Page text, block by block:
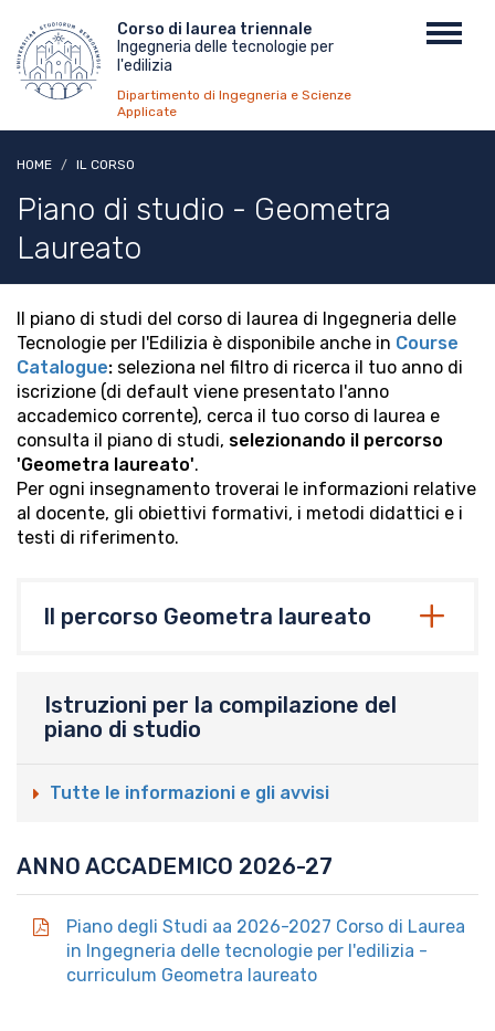
contenuto
principale
Menu
top
Corso di laurea triennale
Ingegneria delle tecnologie per
l'edilizia
Dipartimento di Ingegneria e Scienze
Applicate
HOME IL CORSO
Piano di studio - Geometra
Laureato
Il piano di studi del corso di laurea di Ingegneria delle
Tecnologie per l'Edilizia è disponibile anche in Course
Catalogue: seleziona nel filtro di ricerca il tuo anno di
iscrizione (di default viene presentato l'anno
accademico corrente), cerca il tuo corso di laurea e
consulta il piano di studi, selezionando il percorso
'Geometra laureato'.
Per ogni insegnamento troverai le informazioni relative
al docente, gli obiettivi formativi, i metodi didattici e i
testi di riferimento.
Il percorso Geometra laureato
Istruzioni per la compilazione del
piano di studio
Tutte le informazioni e gli avvisi
ANNO ACCADEMICO 2026-27
Piano degli Studi aa 2026-2027 Corso di Laurea
in Ingegneria delle tecnologie per l'edilizia -
curriculum Geometra laureato